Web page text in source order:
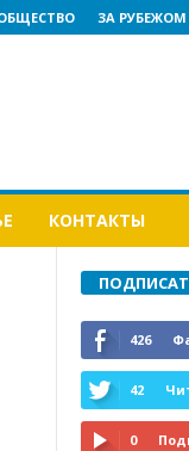
ЗА РУБЕЖОМ
КОНТАКТЫ
426
42
0